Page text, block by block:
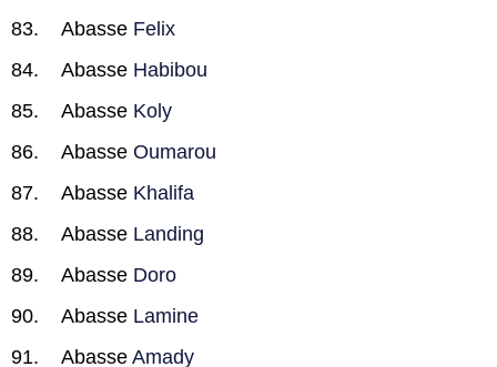
Abasse Felix
Abasse Habibou
Abasse Koly
Abasse Oumarou
Abasse Khalifa
Abasse Landing
Abasse Doro
Abasse Lamine
Abasse Amady